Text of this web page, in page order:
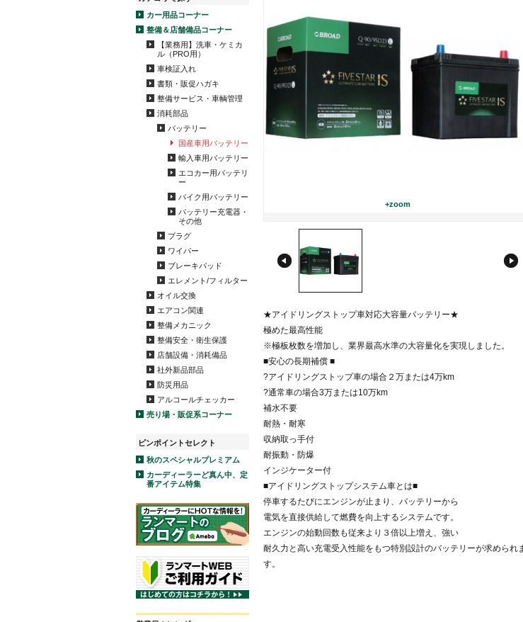
カー用品コーナー
整備＆店舗備品コーナー
【業務用】洗車・ケミカ
ル（PRO用）
車検証入れ
書類・販促ハガキ
整備サービス・車輌管理
消耗部品
バッテリー
国産車用バッテリー
輸入車用バッテリー
エコカー用バッテリ
ー
バイク用バッテリー
バッテリー充電器・
その他
プラグ
ワイパー
ブレーキパッド
エレメント/フィルター
オイル交換
エアコン関連
整備メカニック
整備安全・衛生保護
店舗設備・消耗備品
社外新品部品
防災用品
アルコールチェッカー
売り場・販促系コーナー
ピンポイントセレクト
秋のスペシャルプレミアム
カーディーラーど真ん中、定
番アイテム特集
+zoom
★アイドリングストップ車対応大容量バッテリー★
極めた最高性能
※極板枚数を増加し、業界最高水準の大容量化を実現しました。
■安心の長期補償 ■
?アイドリングストップ車の場合２万または4万km
?通常車の場合3万または10万km
補水不要
耐熱・耐寒
収納取っ手付
耐振動・防爆
インジケーター付
■アイドリングストップシステム車とは■
停車するたびにエンジンが止まり、バッテリーから
電気を直接供給して燃費を向上するシステムです。
エンジンの始動回数も従来より３倍以上増え、強い
耐久力と高い充電受入性能をもつ特別設計のバッテリーが求められ
す。